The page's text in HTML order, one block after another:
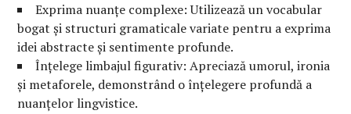
Exprima nuanțe complexe: Utilizează un vocabular
bogat și structuri gramaticale variate pentru a exprima
idei abstracte și sentimente profunde.
Înțelege limbajul figurativ: Apreciază umorul, ironia
și metaforele, demonstrând o înțelegere profundă a
nuanțelor lingvistice.